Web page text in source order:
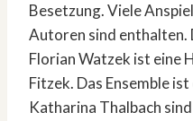
Besetzung. Viele
Autoren sind enthalten.
Florian Watzek ist eine
Fitzek. Das Ensemble
Katharina Thalbach